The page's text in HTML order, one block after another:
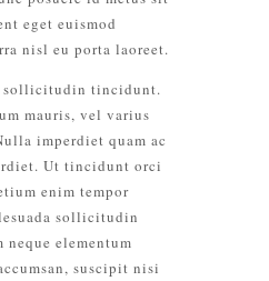
eget euismod
nisl eu porta laoreet.
sollicitudin tincidunt.
mauris, vel varius
imperdiet quam ac
Ut tincidunt orci
enim tempor
sollicitudin
neque elementum
suscipit nisi